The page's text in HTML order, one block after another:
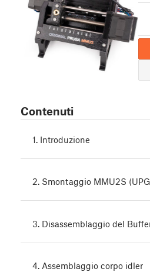
Contenuti
1. Introduzione
2. Smontaggio MMU2S
3. Disassemblaggio del
4. Assemblaggio corpo idler